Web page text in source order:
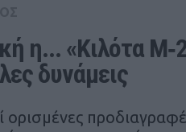
η... «Κιλότα
δυνάμεις